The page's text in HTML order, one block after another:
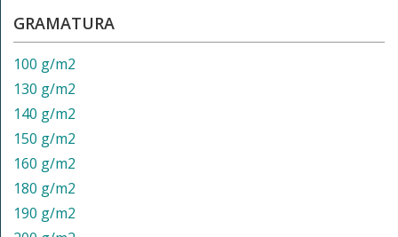
GRAMATURA
100 g/m2
130 g/m2
140 g/m2
150 g/m2
160 g/m2
180 g/m2
190 g/m2